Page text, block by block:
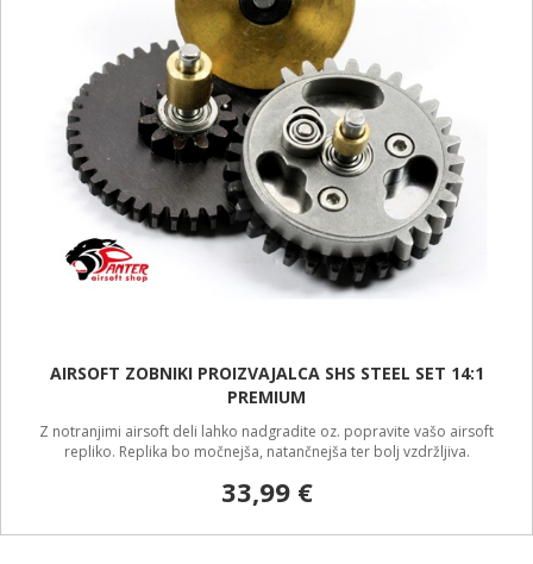
AIRSOFT ZOBNIKI PROIZVAJALCA SHS STEEL SET 14:1
PREMIUM
Z notranjimi airsoft deli lahko nadgradite oz. popravite vašo airsoft
repliko. Replika bo močnejša, natančnejša ter bolj vzdržljiva.
33,99 €